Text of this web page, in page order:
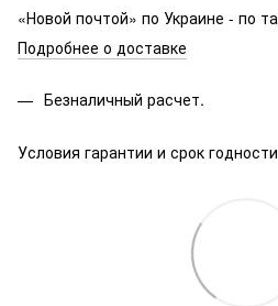
«Новой почтой» по Украине - по
Подробнее о доставке
Безналичный расчет.
Условия гарантии и срок